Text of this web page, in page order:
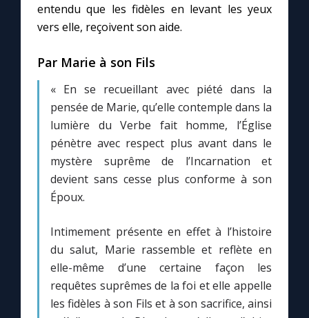
entendu que les fidèles en levant les yeux
vers elle, reçoivent son aide.
Par Marie à son Fils
« En se recueillant avec piété dans la
pensée de Marie, qu’elle contemple dans la
lumière du Verbe fait homme, l’Église
pénètre avec respect plus avant dans le
mystère suprême de l’Incarnation et
devient sans cesse plus conforme à son
Époux.
Intimement présente en effet à l’histoire
du salut, Marie rassemble et reflète en
elle-même d’une certaine façon les
requêtes suprêmes de la foi et elle appelle
les fidèles à son Fils et à son sacrifice, ainsi